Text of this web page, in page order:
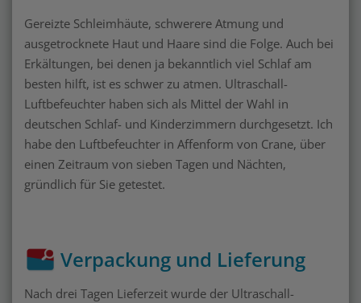
Gereizte Schleimhäute, schwerere Atmung und
ausgetrocknete Haut und Haare sind die Folge. Auch bei
Erkältungen, bei denen ja bekanntlich viel Schlaf am
besten hilft, ist es schwer zu atmen. Ultraschall-
Luftbefeuchter haben sich als Mittel der Wahl in
deutschen Schlaf- und Kinderzimmern durchgesetzt. Ich
habe den Luftbefeuchter in Affenform von Crane, über
einen Zeitraum von sieben Tagen und Nächten,
gründlich für Sie getestet.
Verpackung und Lieferung
Nach drei Tagen Lieferzeit wurde der Ultraschall-